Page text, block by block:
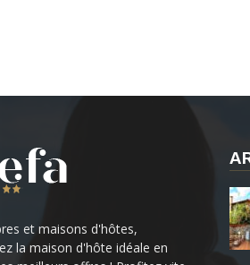
et maisons d'hôtes,
la maison d'hôte idéale en